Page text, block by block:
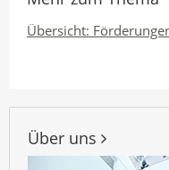
Übersicht:
Über uns